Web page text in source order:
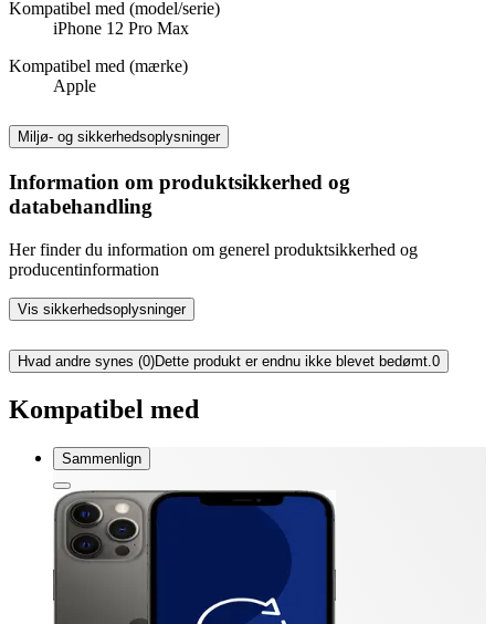
Kompatibel med (model/serie)
iPhone 12 Pro Max
Kompatibel med (mærke)
Apple
Miljø- og sikkerhedsoplysninger
Information om produktsikkerhed og
databehandling
Her finder du information om generel produktsikkerhed og
producentinformation
Vis sikkerhedsoplysninger
Hvad andre synes (0)Dette produkt er endnu ikke blevet bedømt. 0
Kompatibel med
Sammenlign